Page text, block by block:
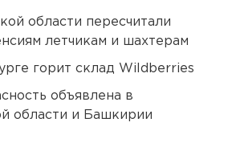
области пересчитали
летчикам и шахтерам
горит склад Wildberries
объявлена в
области и Башкирии